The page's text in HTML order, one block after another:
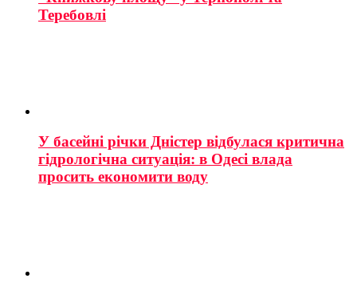
Теребовлі
У басейні річки Дністер відбулася критична
гідрологічна ситуація: в Одесі влада
просить економити воду